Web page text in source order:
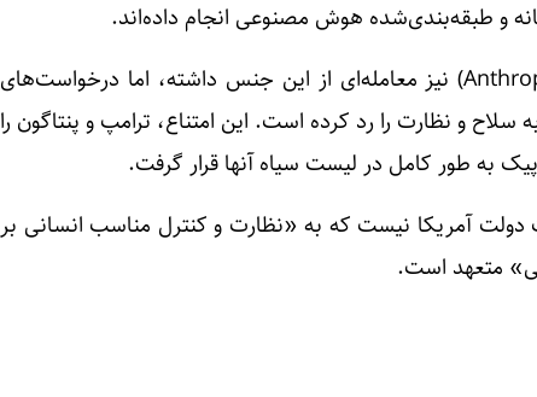
و طبقه‌بندی‌شده هوش مصنوعی انجام داده‌اند.
گفتنی است که شرکت آنتروپیک(Anthropic) نیز معامله‌ای از این جنس داشته، اما درخواست‌های
و نظارت را رد کرده است. این امتناع، ترامپ و پنتاگون را
به طور کامل در لیست سیاه آنها قرار گرفت.
دولت آمریکا نیست که به «نظارت و کنترل مناسب انسانی بر
متعهد است.